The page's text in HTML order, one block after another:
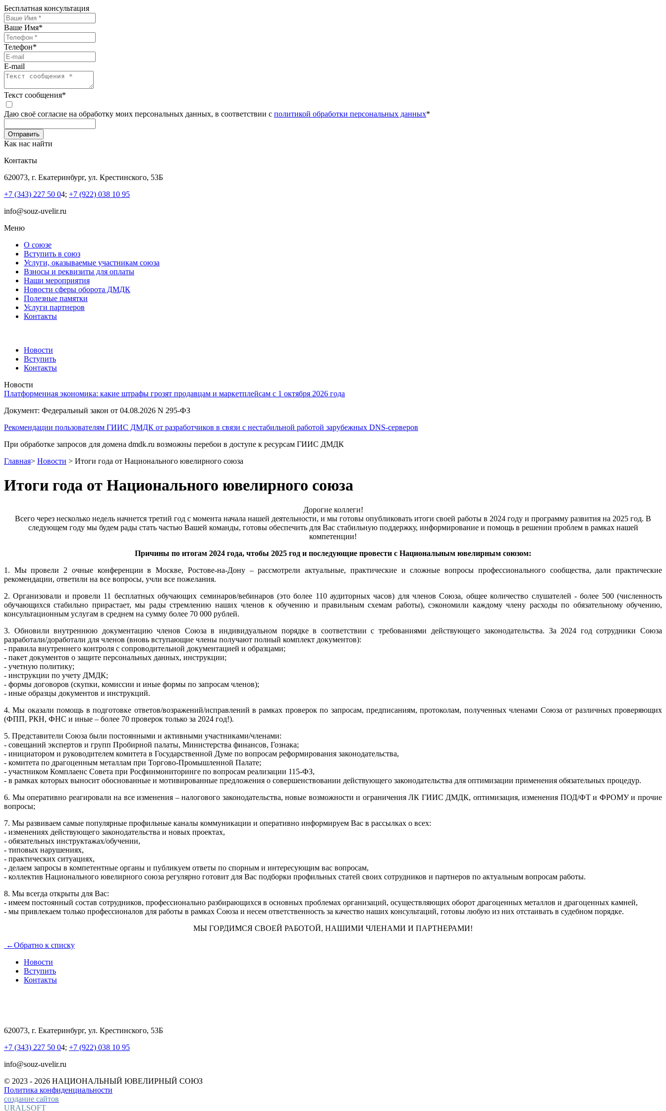
Бесплатная консультация
Ваше Имя*
Телефон*
E-mail
Текст сообщения*
Даю своё согласие на обработку моих персональных данных, в соответствии с политикой обработки персональных данных*
Как нас найти
Контакты
620073, г. Екатеринбург, ул. Крестинского, 53Б
+7 (343) 227 50 04; +7 (922) 038 10 95
info@souz-uvelir.ru
Меню
О союзе
Вступить в союз
Услуги, оказываемые участникам союза
Взносы и реквизиты для оплаты
Наши мероприятия
Новости сферы оборота ДМДК
Полезные памятки
Услуги партнеров
Контакты
Новости
Вступить
Контакты
Новости
Платформенная экономика: какие штрафы грозят продавцам и маркетплейсам с 1 октября 2026 года
Документ: Федеральный закон от 04.08.2026 N 295-ФЗ
Рекомендации пользователям ГИИС ДМДК от разработчиков в связи с нестабильной работой зарубежных DNS-серверов
При обработке запросов для домена dmdk.ru возможны перебои в доступе к ресурсам ГИИС ДМДК
Главная> Новости > Итоги года от Национального ювелирного союза
Итоги года от Национального ювелирного союза
Дорогие коллеги!
Всего через несколько недель начнется третий год с момента начала нашей деятельности, и мы готовы опубликовать итоги своей работы в 2024 году и программу развития на 2025 год. В
следующем году мы будем рады стать частью Вашей команды, готовы обеспечить для Вас стабильную поддержку, информирование и помощь в решении проблем в рамках нашей
компетенции!
Причины по итогам 2024 года, чтобы 2025 год и последующие провести с Национальным ювелирным союзом:
1. Мы провели 2 очные конференции в Москве, Ростове-на-Дону – рассмотрели актуальные, практические и сложные вопросы профессионального сообщества, дали практические
рекомендации, ответили на все вопросы, учли все пожелания.
2. Организовали и провели 11 бесплатных обучающих семинаров/вебинаров (это более 110 аудиторных часов) для членов Союза, общее количество слушателей - более 500 (численность
обучающихся стабильно прирастает, мы рады стремлению наших членов к обучению и правильным схемам работы), сэкономили каждому члену расходы по обязательному обучению,
консультационным услугам в среднем на сумму более 70 000 рублей.
3. Обновили внутреннюю документацию членов Союза в индивидуальном порядке в соответствии с требованиями действующего законодательства. За 2024 год сотрудники Союза
разработали/доработали для членов (вновь вступающие члены получают полный комплект документов):
- правила внутреннего контроля с сопроводительной документацией и образцами;
- пакет документов о защите персональных данных, инструкции;
- учетную политику;
- инструкции по учету ДМДК;
- формы договоров (скупки, комиссии и иные формы по запросам членов);
- иные образцы документов и инструкций.
4. Мы оказали помощь в подготовке ответов/возражений/исправлений в рамках проверок по запросам, предписаниям, протоколам, полученных членами Союза от различных проверяющих
(ФПП, РКН, ФНС и иные – более 70 проверок только за 2024 год!).
5. Представители Союза были постоянными и активными участниками/членами:
- совещаний экспертов и групп Пробирной палаты, Министерства финансов, Гознака;
- инициатором и руководителем комитета в Государственной Думе по вопросам реформирования законодательства,
- комитета по драгоценным металлам при Торгово-Промышленной Палате;
- участником Комплаенс Совета при Росфинмониторинге по вопросам реализации 115-ФЗ,
- в рамках которых выносит обоснованные и мотивированные предложения о совершенствовании действующего законодательства для оптимизации применения обязательных процедур.
6. Мы оперативно реагировали на все изменения – налогового законодательства, новые возможности и ограничения ЛК ГИИС ДМДК, оптимизация, изменения ПОД/ФТ и ФРОМУ и прочие
вопросы;
7. Мы развиваем самые популярные профильные каналы коммуникации и оперативно информируем Вас в рассылках о всех:
- изменениях действующего законодательства и новых проектах,
- обязательных инструктажах/обучении,
- типовых нарушениях,
- практических ситуациях,
- делаем запросы в компетентные органы и публикуем ответы по спорным и интересующим вас вопросам,
- коллектив Национального ювелирного союза регулярно готовит для Вас подборки профильных статей своих сотрудников и партнеров по актуальным вопросам работы.
8. Мы всегда открыты для Вас:
- имеем постоянный состав сотрудников, профессионально разбирающихся в основных проблемах организаций, осуществляющих оборот драгоценных металлов и драгоценных камней,
- мы привлекаем только профессионалов для работы в рамках Союза и несем ответственность за качество наших консультаций, готовы любую из них отстаивать в судебном порядке.
МЫ ГОРДИМСЯ СВОЕЙ РАБОТОЙ, НАШИМИ ЧЛЕНАМИ И ПАРТНЕРАМИ!
←Обратно к списку
Новости
Вступить
Контакты
620073, г. Екатеринбург, ул. Крестинского, 53Б
+7 (343) 227 50 04; +7 (922) 038 10 95
info@souz-uvelir.ru
© 2023 - 2026 НАЦИОНАЛЬНЫЙ ЮВЕЛИРНЫЙ СОЮЗ
Политика конфиденциальности
создание сайтов
URALSOFT